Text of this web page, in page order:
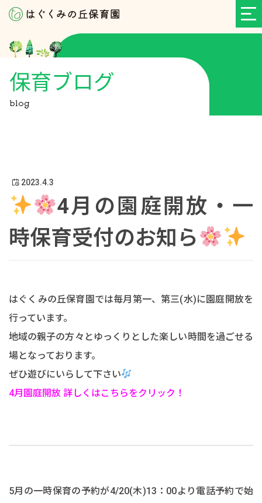
保育ブログ
blog
2023.4.3
4月の園庭開放・一
時保育受付のお知ら
はぐくみの丘保育園では毎月第一、第三(水)に園庭開放を
行っています。
地域の親子の方々とゆっくりとした楽しい時間を過ごせる
場となっております。
ぜひ遊びにいらして下さい
4月園庭開放 詳しくはこちらをクリック！
5月の一時保育の予約が4/20(木)13：00より電話予約で始